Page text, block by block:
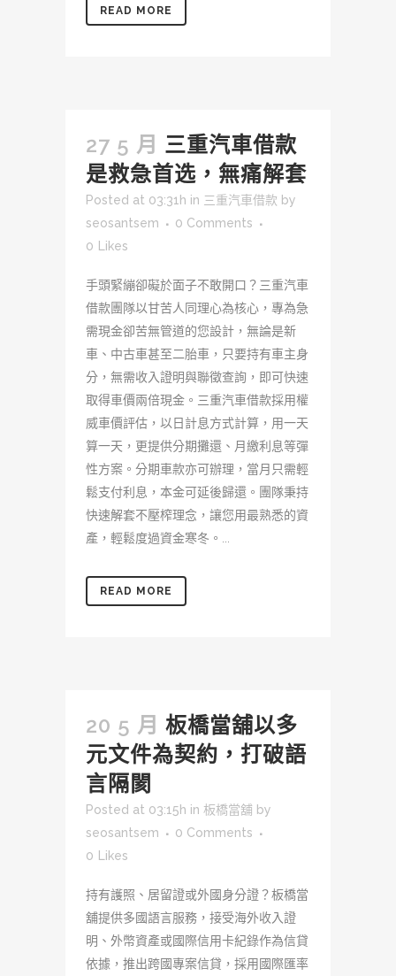
READ MORE
27 5 月 三重汽車借款
是救急首选，無痛解套
Posted at 03:31h in 三重汽車借款 by
seosantsem
0 Comments
0 Likes
手頭緊繃卻礙於面子不敢開口？三重汽車
借款團隊以甘苦人同理心為核心，專為急
需現金卻苦無管道的您設計，無論是新
車、中古車甚至二胎車，只要持有車主身
分，無需收入證明與聯徵查詢，即可快速
取得車價兩倍現金。三重汽車借款採用權
威車價評估，以日計息方式計算，用一天
算一天，更提供分期攤還、月繳利息等彈
性方案。分期車款亦可辦理，當月只需輕
鬆支付利息，本金可延後歸還。團隊秉持
快速解套不壓榨理念，讓您用最熟悉的資
產，輕鬆度過資金寒冬。...
READ MORE
20 5 月 板橋當舖以多
元文件為契約，打破語
言隔閡
Posted at 03:15h in 板橋當舖 by
seosantsem
0 Comments
0 Likes
持有護照、居留證或外國身分證？板橋當
舖提供多國語言服務，接受海外收入證
明、外幣資產或國際信用卡紀錄作為信貸
依據，推出跨國專案信貸，採用國際匯率